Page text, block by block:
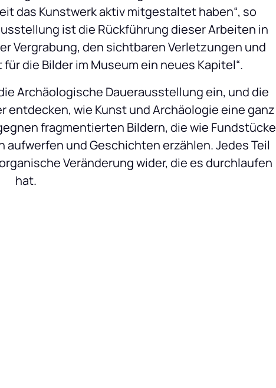
das Kunstwerk aktiv mitgestaltet haben“, so
ist die Rückführung dieser Arbeiten in
Vergrabung, den sichtbaren Verletzungen und
die Bilder im Museum ein neues Kapitel“.
Archäologische Dauerausstellung ein, und die
entdecken, wie Kunst und Archäologie eine ganz
fragmentierten Bildern, die wie Fundstücke
aufwerfen und Geschichten erzählen. Jedes Teil
Veränderung wider, die es durchlaufen
hat.